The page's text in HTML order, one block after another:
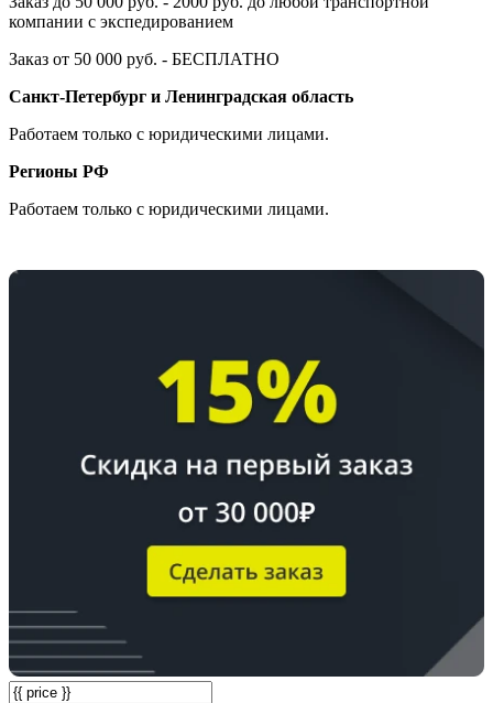
компании с экспедированием
Заказ от 50 000 руб. - БЕСПЛАТНО
Санкт-Петербург и Ленинградская область
Работаем только с юридическими лицами.
Регионы РФ
Работаем только с юридическими лицами.